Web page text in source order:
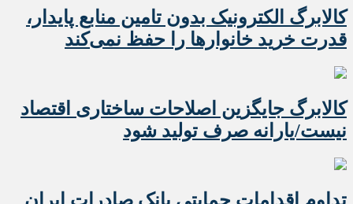
کالابرگ الکترونیک بدون تامین منابع پایدار،
قدرت خرید خانوارها را حفظ نمی‌کند
کالابرگ جایگزین اصلاحات ساختاری اقتصاد
نیست/یارانه صرف تولید شود
تداوم اقدامات حمایتی بانک صادرات ایران